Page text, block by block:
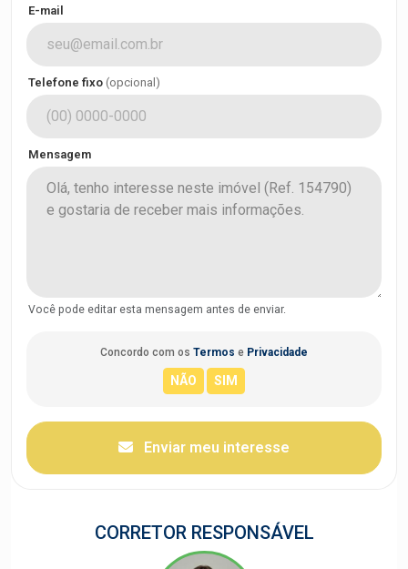
E-mail
Telefone fixo (opcional)
Mensagem
Você pode editar esta mensagem antes de enviar.
Concordo com os Termos e Privacidade
Enviar meu interesse
CORRETOR RESPONSÁVEL